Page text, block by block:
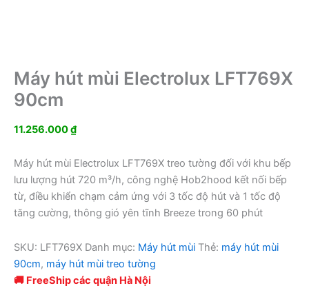
Máy hút mùi Electrolux LFT769X
90cm
11.256.000₫
Máy hút mùi Electrolux LFT769X treo tường đối với khu bếp
lưu lượng hút 720 m³/h, công nghệ Hob2hood kết nối bếp
từ, điều khiển chạm cảm ứng với 3 tốc độ hút và 1 tốc độ
tăng cường, thông gió yên tĩnh Breeze trong 60 phút
SKU: LFT769X Danh mục: Máy hút mùi Thẻ: máy hút mùi
90cm, máy hút mùi treo tường
🚚 FreeShip các quận Hà Nội